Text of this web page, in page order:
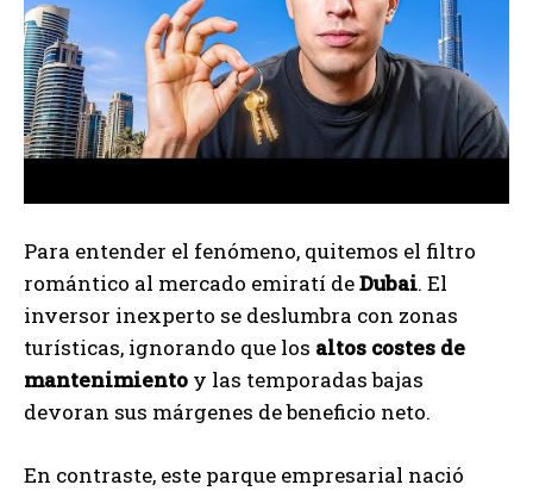
Para entender el fenómeno, quitemos el filtro
romántico al mercado emiratí deDubai. El
inversor inexperto se deslumbra con zonas
turísticas, ignorando que los altos costes de
mantenimiento y las temporadas bajas
devoran sus márgenes de beneficio neto.
En contraste, este parque empresarial nació